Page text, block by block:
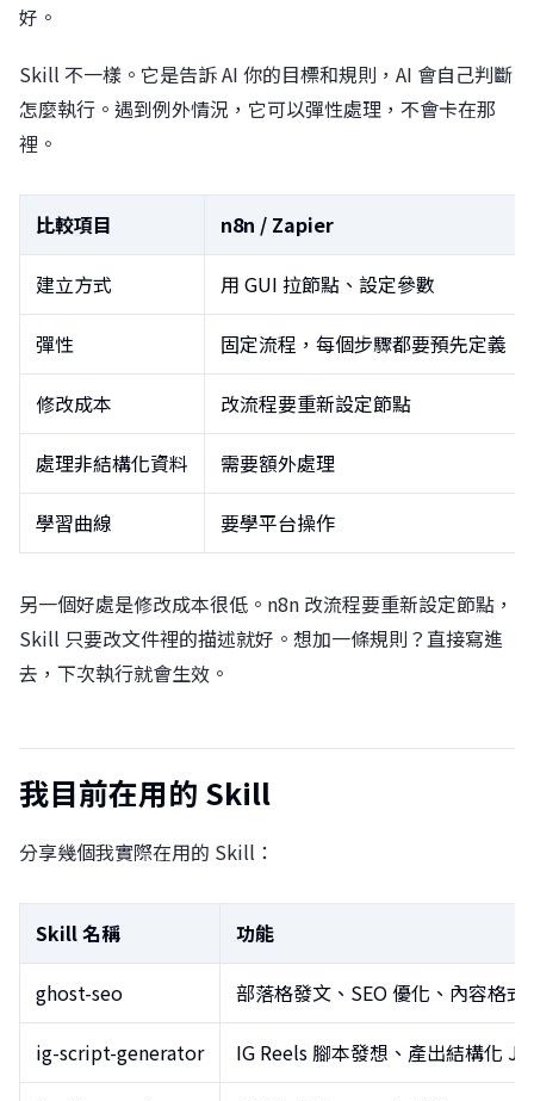
好。
Skill 不一樣。它是告訴 AI 你的目標和規則，AI 會自己判斷
怎麼執行。遇到例外情況，它可以彈性處理，不會卡在那
裡。
比較項目 n8n / Zapier
建立方式 用 GUI 拉節點、設定參數
彈性 固定流程，每個步驟都要預先定義
修改成本 改流程要重新設定節點
處理非結構化資料 需要額外處理
學習曲線 要學平台操作
另一個好處是修改成本很低。n8n 改流程要重新設定節點，
Skill 只要改文件裡的描述就好。想加一條規則？直接寫進
去，下次執行就會生效。
我目前在用的 Skill
分享幾個我實際在用的 Skill：
Skill 名稱 功能
ghost-seo 部落格發文、SEO 優化、內容格式
ig-script-generator IG Reels 腳本發想、產出結構化